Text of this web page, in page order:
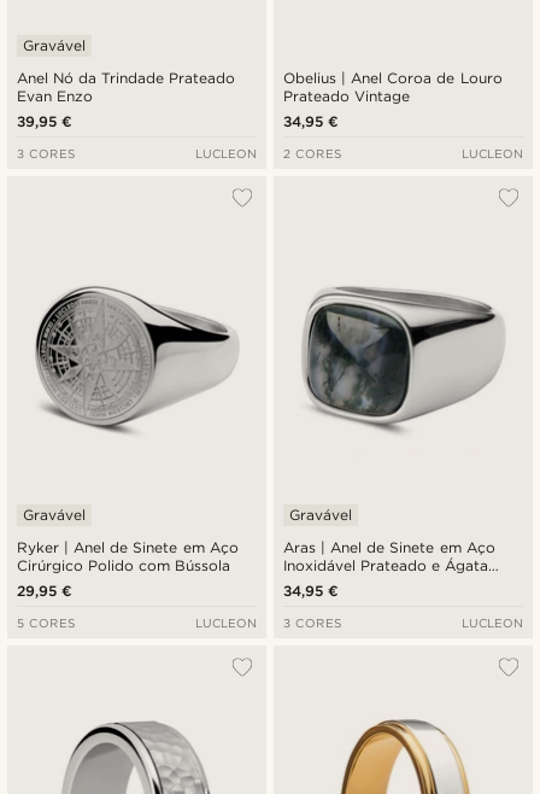
Anel Nó da Trindade Prateado
Evan Enzo
Gravável
39,95 €
3 CORES LUCLEON
Obelius | Anel Coroa de Louro
Prateado Vintage
34,95 €
2 CORES LUCLEON
Ryker | Anel de Sinete em Aço
Cirúrgico Polido com Bússola
Gravável
29,95 €
5 CORES LUCLEON
Aras | Anel de Sinete em Aço
Inoxidável Prateado e Ágata
Musgo para Mindinho
Gravável
34,95 €
3 CORES LUCLEON